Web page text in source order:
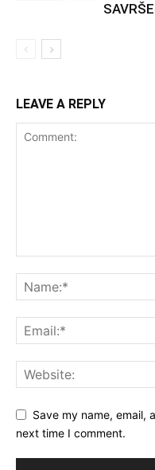
LEAVE A REPLY
Save my name, email,
next time I comment.